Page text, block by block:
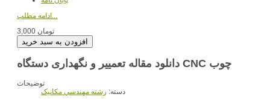
ادامه مطلب...
3,000 تومان
توضیحات
دسته: رشته مهندسي مکانيک